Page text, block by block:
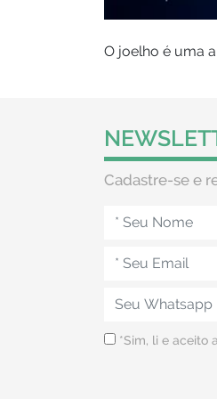
O joelho é uma
Cadastre-se e
*Sim, li e aceito a